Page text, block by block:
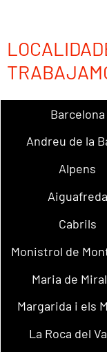
Barcelona
Andreu de la
Alpens
Aiguafreda
Cabrils
Monistrol de
Maria de
Margarida i els
La Roca del